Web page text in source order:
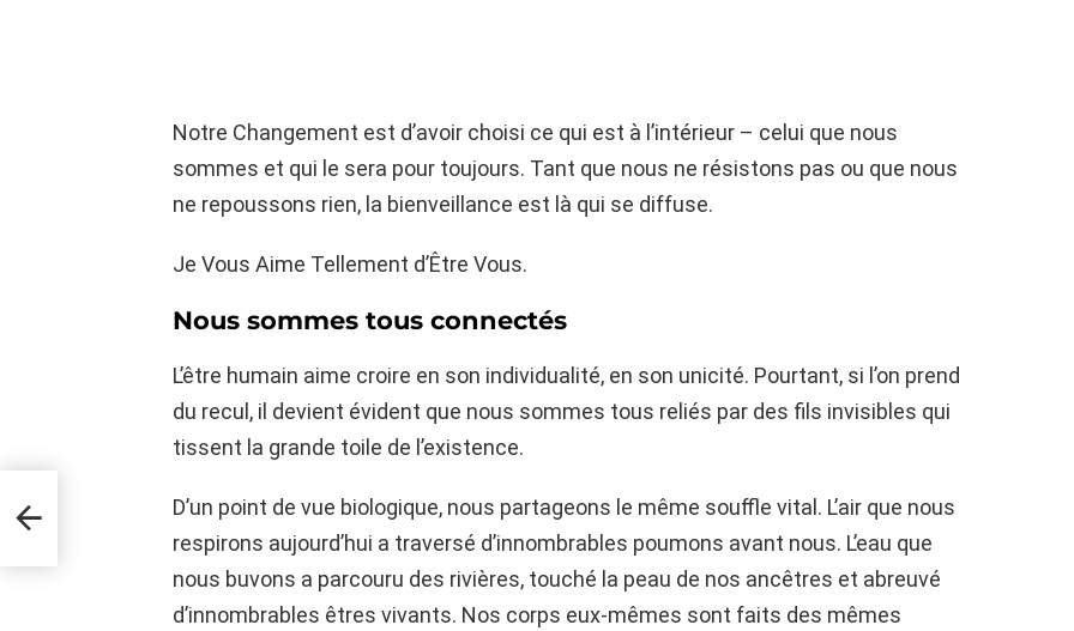
Notre Changement est d’avoir choisi ce qui est à l’intérieur – celui que nous
sommes et qui le sera pour toujours. Tant que nous ne résistons pas ou que nous
ne repoussons rien, la bienveillance est là qui se diffuse.
Je Vous Aime Tellement d’Être Vous.
Nous sommes tous connectés
L’être humain aime croire en son individualité, en son unicité. Pourtant, si l’on prend
du recul, il devient évident que nous sommes tous reliés par des fils invisibles qui
tissent la grande toile de l’existence.
D’un point de vue biologique, nous partageons le même souffle vital. L’air que nous
respirons aujourd’hui a traversé d’innombrables poumons avant nous. L’eau que
nous buvons a parcouru des rivières, touché la peau de nos ancêtres et abreuvé
d’innombrables êtres vivants. Nos corps eux-mêmes sont faits des mêmes